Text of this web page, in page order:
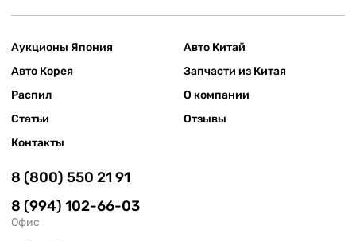
Аукционы Япония
Авто Китай
Авто Корея
Запчасти из Китая
Распил
О компании
Статьи
Отзывы
Контакты
8 (800) 550 21 91
8 (994) 102-66-03
Офис